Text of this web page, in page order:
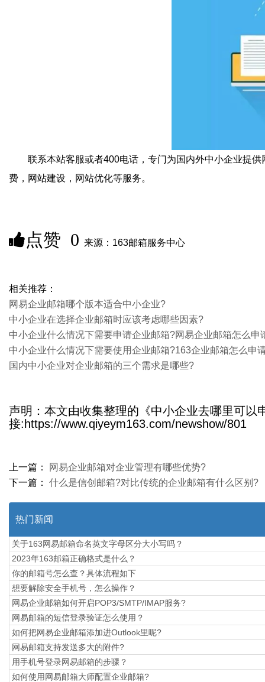
联系本站客服或者400电话，专门为国内外中小企业提供
费，网站建设，网站优化等服务。
点赞 0 来源：163邮箱服务中心
相关推荐：
网易企业邮箱哪个版本适合中小企业?‌
中小企业在选择企业邮箱时应该考虑哪些因素?
中小企业什么情况下需要申请企业邮箱?网易企业邮箱怎么申
中小企业什么情况下需要使用企业邮箱?163企业邮箱怎么申
国内中小企业对企业邮箱的三个需求是哪些?
声明：本文由收集整理的《中小企业去哪里可
接:https://www.qiyeym163.com/newshow/801
上一篇：
网易企业邮箱对企业管理有哪些优势?
下一篇： 什么是信创邮箱?对比传统的企业邮箱有什么区别?
热门新闻
关于163网易邮箱命名英文字母区分大小写吗？
2023年163邮箱正确格式是什么？
你的邮箱号怎么查？具体流程如下
想要解除安全手机号，怎么操作？
网易企业邮箱如何开启POP3/SMTP/IMAP服务?
网易邮箱的短信登录验证怎么使用？
如何把网易企业邮箱添加进Outlook里呢?
网易邮箱支持发送多大的附件?
用手机号登录网易邮箱的步骤？
如何使用网易邮箱大师配置企业邮箱?